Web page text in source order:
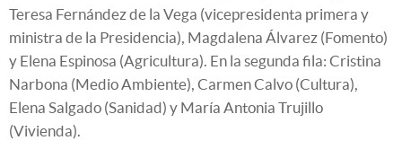
Teresa Fernández de la Vega (vicepresidenta primera y
ministra de la Presidencia), Magdalena Álvarez (Fomento)
y Elena Espinosa (Agricultura). En la segunda fila: Cristina
Narbona (Medio Ambiente), Carmen Calvo (Cultura),
Elena Salgado (Sanidad) y María Antonia Trujillo
(Vivienda).